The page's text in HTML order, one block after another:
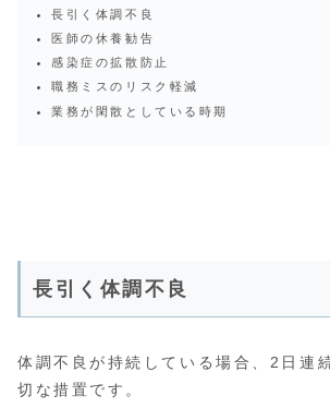
長引く体調不良
医師の休養勧告
感染症の拡散防止
職務ミスのリスク軽減
業務が閑散としている時期
長引く体調不良
体調不良が持続している場合、2日連
切な措置です。